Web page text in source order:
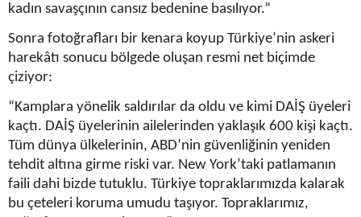
kadın savaşçının cansız bedenine basılıyor.”
Sonra fotoğrafları bir kenara koyup Türkiye’nin askeri
harekâtı sonucu bölgede oluşan resmi net biçimde
çiziyor:
“Kamplara yönelik saldırılar da oldu ve kimi DAİŞ üyeleri
kaçtı. DAİŞ üyelerinin ailelerinden yaklaşık 600 kişi kaçtı.
Tüm dünya ülkelerinin, ABD’nin güvenliğinin yeniden
tehdit altına girme riski var. New York’taki patlamanın
faili dahi bizde tutuklu. Türkiye topraklarımızda kalarak
bu çeteleri koruma umudu taşıyor. Topraklarımız,